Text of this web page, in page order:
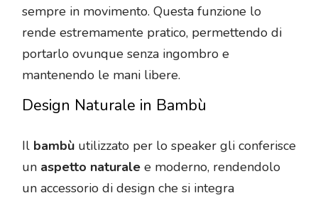
sempre in movimento. Questa funzione lo
rende estremamente pratico, permettendo di
portarlo ovunque senza ingombro e
mantenendo le mani libere.
Design Naturale in Bambù
Il bambù utilizzato per lo speaker gli conferisce
un aspetto naturale e moderno, rendendolo
un accessorio di design che si integra